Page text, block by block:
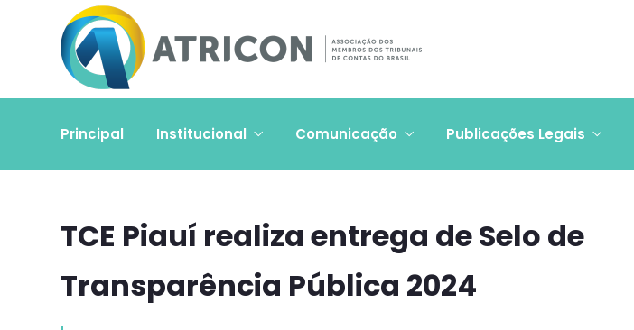
Principal Institucional Comunicação Publicações Legais
TCE Piauí realiza entrega de Selo de
Transparência Pública 2024